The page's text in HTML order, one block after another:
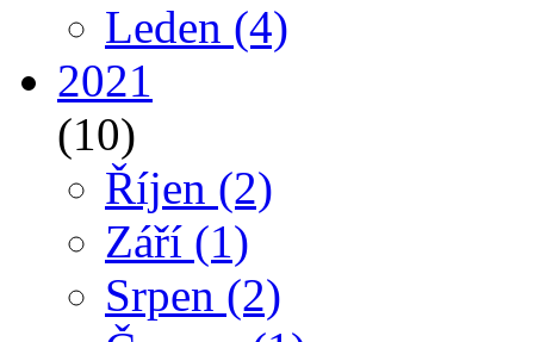
Leden (4)
2021
(10)
Říjen (2)
Září (1)
Srpen (2)